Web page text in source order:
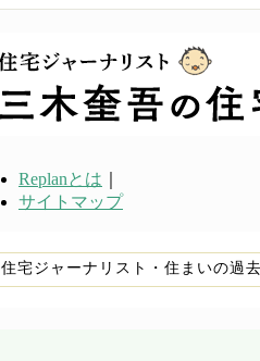
Replanとは
サイトマップ
住宅ジャーナリスト・住まいの過